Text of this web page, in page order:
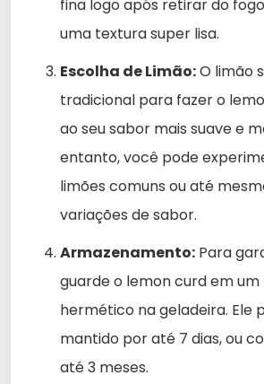
fina logo após retirar do
uma textura super lisa.
Escolha de Limão:O limão
tradicional para fazer o
ao seu sabor mais suave e
entanto, você pode
limões comuns ou até
variações de sabor.
Armazenamento: Para
guarde o lemon curd em
hermético na geladeira. Ele
mantido por até 7 dias, ou
até 3 meses.